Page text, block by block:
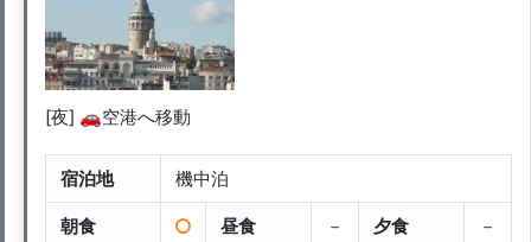
[夜] 🚗空港へ移動
宿泊地 機中泊
朝食 昼食 － 夕食 －